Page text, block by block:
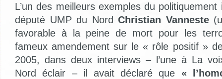
L’un des meilleurs exemples du
député UMP du Nord Christian Vanneste
favorable à la peine de mort pour les
fameux amendement sur le « rôle positif »
2005, dans deux interviews – l’une à La
Nord éclair – il avait déclaré que «